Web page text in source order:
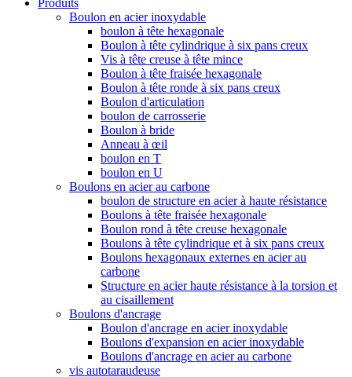
Produits
Boulon en acier inoxydable
boulon à tête hexagonale
Boulon à tête cylindrique à six pans creux
Vis à tête creuse à tête mince
Boulon à tête fraisée hexagonale
Boulon à tête ronde à six pans creux
Boulon d'articulation
boulon de carrosserie
Boulon à bride
Anneau à œil
boulon en T
boulon en U
Boulons en acier au carbone
boulon de structure en acier à haute résistance
Boulons à tête fraisée hexagonale
Boulon rond à tête creuse hexagonale
Boulons à tête cylindrique et à six pans creux
Boulons hexagonaux externes en acier au
carbone
Structure en acier haute résistance à la torsion et
au cisaillement
Boulons d'ancrage
Boulon d'ancrage en acier inoxydable
Boulons d'expansion en acier inoxydable
Boulons d'ancrage en acier au carbone
vis autotaraudeuse